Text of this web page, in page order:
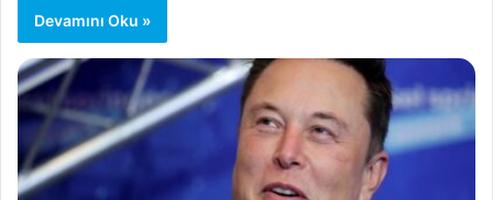
Devamını Oku »